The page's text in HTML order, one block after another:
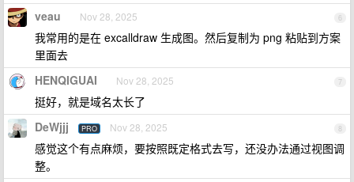
6
veau Nov 28, 2025
我常用的是在 excalldraw 生成图。然后复制为 png 粘贴到方案
里面去
7
HENQIGUAI Nov 28, 2025
挺好，就是域名太长了
8
DeWjjj PRO Nov 28, 2025
感觉这个有点麻烦，要按照既定格式去写，还没办法通过视图调
整。